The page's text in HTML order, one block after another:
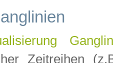
Zeitreihen